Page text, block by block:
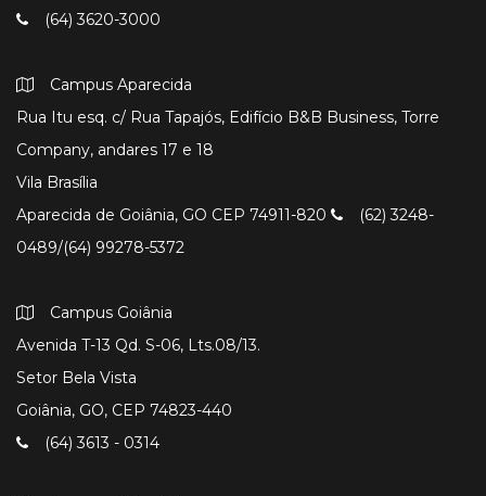
(64) 3620-3000
Campus Aparecida
Rua Itu esq. c/ Rua Tapajós, Edifício B&B Business, Torre
Company, andares 17 e 18
Vila Brasília
Aparecida de Goiânia, GO CEP 74911-820
(62) 3248-
0489/(64) 99278-5372
Campus Goiânia
Avenida T-13 Qd. S-06, Lts.08/13.
Setor Bela Vista
Goiânia, GO, CEP 74823-440
(64) 3613 - 0314